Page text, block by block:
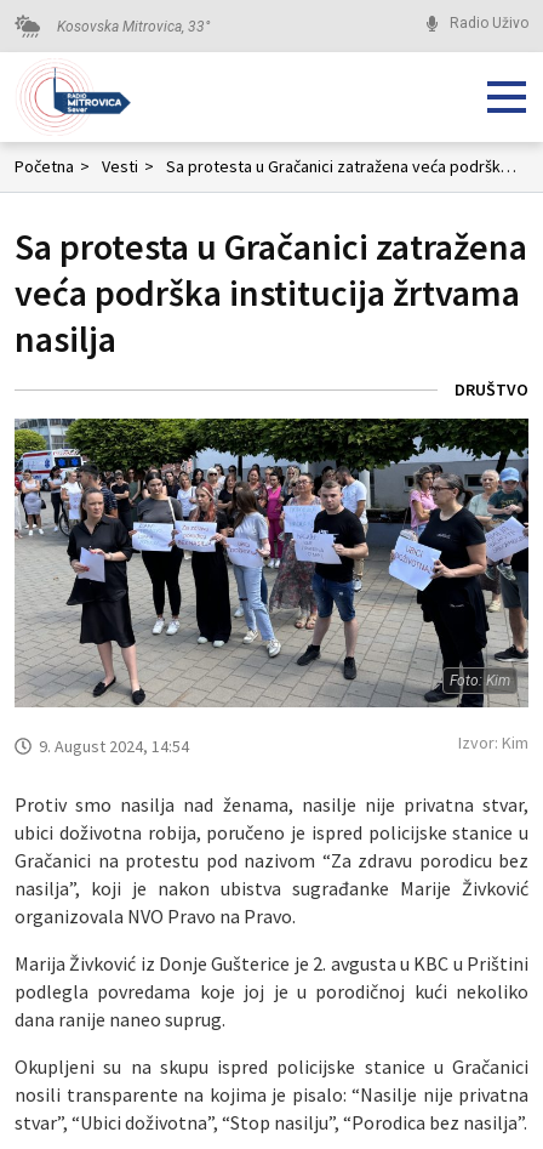
Kosovska Mitrovica, 33° Radio Uživo
Početna > Vesti > Sa protesta u Gračanici zatražena veća podrška institucija žrtvama nasilja
Sa protesta u Gračanici zatražena
veća podrška institucija žrtvama
nasilja
DRUŠTVO
Foto: Kim
9. August 2024, 14:54 Izvor: Kim
Protiv smo nasilja nad ženama, nasilje nije privatna stvar,
ubici doživotna robija, poručeno je ispred policijske stanice u
Gračanici na protestu pod nazivom “Za zdravu porodicu bez
nasilja”, koji je nakon ubistva sugrađanke Marije Živković
organizovala NVO Pravo na Pravo.
Marija Živković iz Donje Gušterice je 2. avgusta u KBC u Prištini
podlegla povredama koje joj je u porodičnoj kući nekoliko
dana ranije naneo suprug.
Okupljeni su na skupu ispred policijske stanice u Gračanici
nosili transparente na kojima je pisalo: “Nasilje nije privatna
stvar”, “Ubici doživotna”, “Stop nasilju”, “Porodica bez nasilja”.